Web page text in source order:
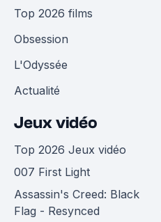
Top 2026 films
Obsession
L'Odyssée
Actualité
Jeux vidéo
Top 2026 Jeux vidéo
007 First Light
Assassin's Creed: Black
Flag - Resynced